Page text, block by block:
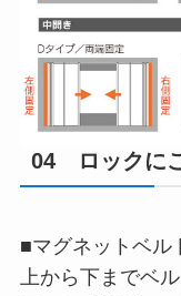
04 ロックに
■マグネットベル
上から下までベ